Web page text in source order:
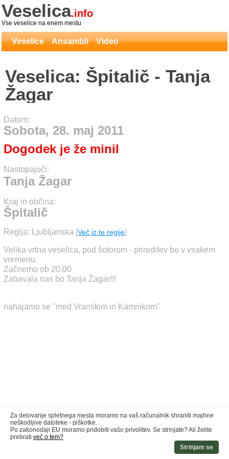
Veselica.info
Vse veselice na enem mestu
Veselice Ansambli Video
Veselica: Špitalič - Tanja
Žagar
Datum:
Sobota, 28. maj 2011
Dogodek je že minil
Nastopajoči:
Tanja Žagar
Kraj in občina:
Špitalič
Regija: Ljubljanska [Več iz te regije]
Velika vrtna veselica, pod šotorom - prireditev bo v vsakem
vremenu.
Začnemo ob 20:00
Zabavala nas bo Tanja Žagar!!!
nahajamo se "med Vranskim in Kamnikom"
Za delovanje spletnega mesta moramo na vaš računalnik shraniti majhne
neškodljive datoteke - piškotke.
Po zakonodaji EU moramo pridobiti vašo privolitev. Se strinjate? Ali želite
prebrati več o tem?
Strinjam se